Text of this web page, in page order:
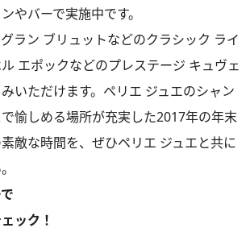
やバーで実施中です。
ラン ブリュットなどのクラシック ライ
エポックなどのプレステージ キュヴェ
いただけます。ペリエ ジュエのシャン
愉しめる場所が充実した2017年の年末
敵な時間を、ぜひペリエ ジュエと共に
ック！